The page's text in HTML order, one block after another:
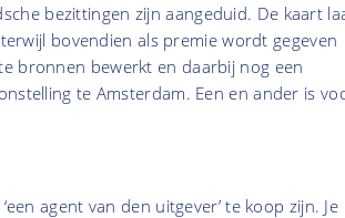
bezittingen zijn aangeduid. De kaart
bovendien als premie wordt gegeven
bronnen bewerkt en daarbij nog een
te Amsterdam. Een en ander is
agent van den uitgever’ te koop zijn. Je